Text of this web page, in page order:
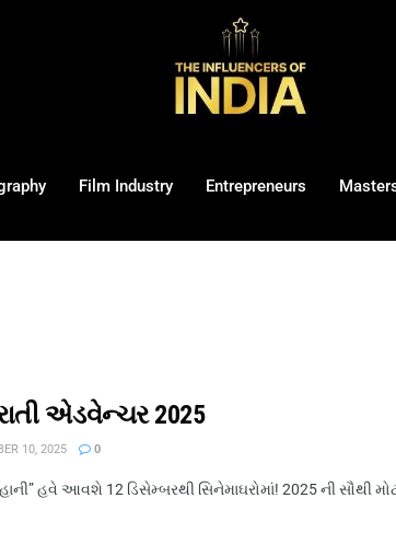
Film Industry Entrepreneurs
એડવેન્ચર 2025
10, 2025 0
હવે આવશે 12 ડિસેમ્બરથી સિનેમાઘરોમાં! 2025 ની સૌથી